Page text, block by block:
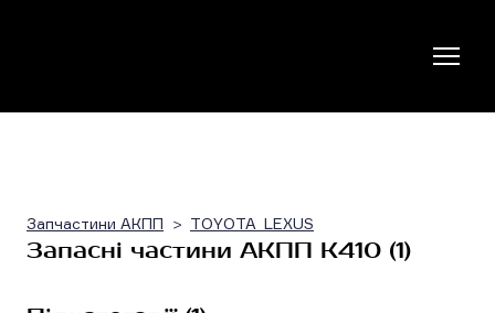
Запчастини АКПП TOYOTA_LEXUS
Запасні частини АКПП K410 (1)